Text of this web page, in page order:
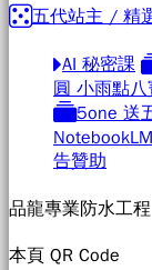
五代站主 / 精
AI 秘密課
圓 小雨點
5one 送
告贊助
品龍專業防水工程
本頁 QR Code